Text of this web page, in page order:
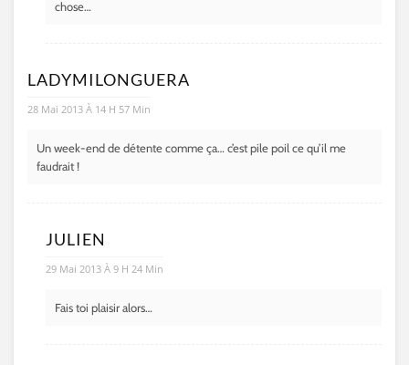
chose…
LADYMILONGUERA
28 Mai 2013 À 14 H 57 Min
Un week-end de détente comme ça… c’est pile poil ce qu’il me
faudrait !
JULIEN
29 Mai 2013 À 9 H 24 Min
Fais toi plaisir alors…